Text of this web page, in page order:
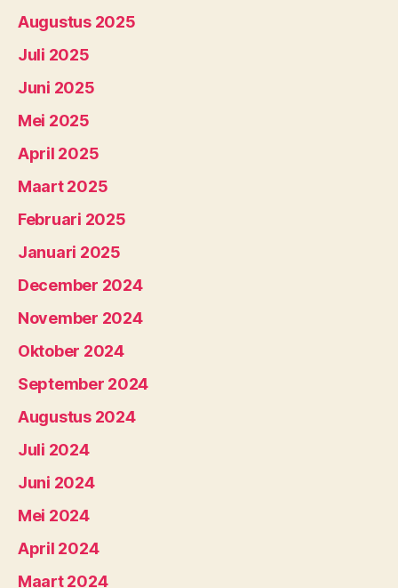
Augustus 2025
Juli 2025
Juni 2025
Mei 2025
April 2025
Maart 2025
Februari 2025
Januari 2025
December 2024
November 2024
Oktober 2024
September 2024
Augustus 2024
Juli 2024
Juni 2024
Mei 2024
April 2024
Maart 2024